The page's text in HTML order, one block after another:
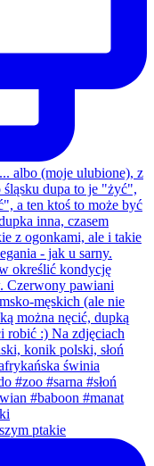
ptakie